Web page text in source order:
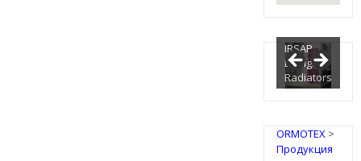
IRSAP
Design
Radiators
ORMOTEX>
Продукция